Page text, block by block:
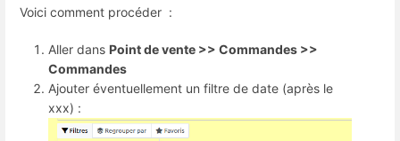
Voici comment procéder :
Aller dans Point de vente >> Commandes >>
Commandes
Ajouter éventuellement un filtre de date (après le
xxx) :